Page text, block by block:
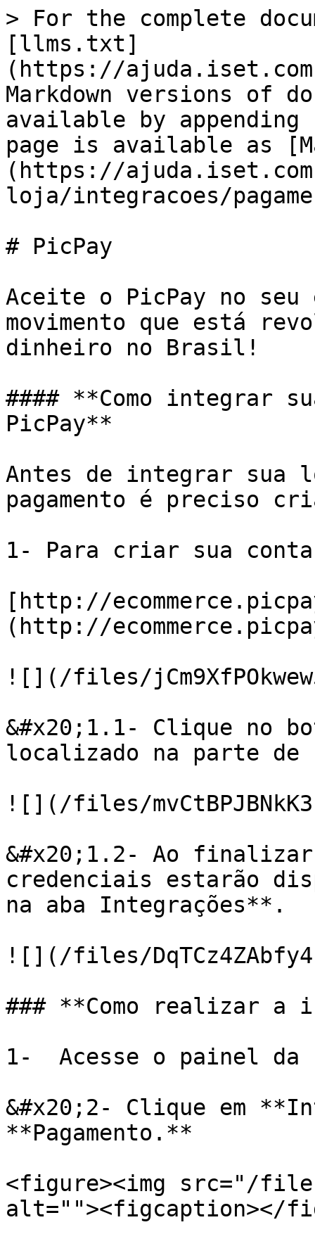
> For the complete
[llms.txt]
(https://
Markdown versions of
available by
page is available as
(https://
loja/integracoes/
# PicPay
Aceite o PicPay no seu
movimento que está
dinheiro no Brasil!
#### **Como integrar
PicPay**
Antes de integrar sua
pagamento é preciso
1- Para criar sua
[http://
(http://
![](/files/
&#x20;1.1- Clique no
localizado na parte de
![](/files/
&#x20;1.2- Ao
credenciais estarão
na aba Integrações**.
![](/files/
### **Como realizar a
1-  Acesse o painel
&#x20;2- Clique em
**Pagamento.**
<figure><img src="/files/
alt=""><figcaption></